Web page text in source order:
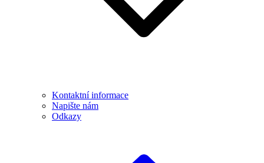
Kontaktní informace
Napište nám
Odkazy